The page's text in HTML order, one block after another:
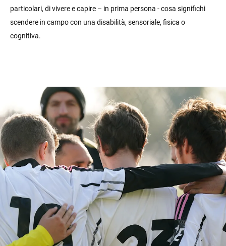
particolari, di vivere e capire – in prima persona - cosa significhi
scendere in campo con una disabilità, sensoriale, fisica o
cognitiva.